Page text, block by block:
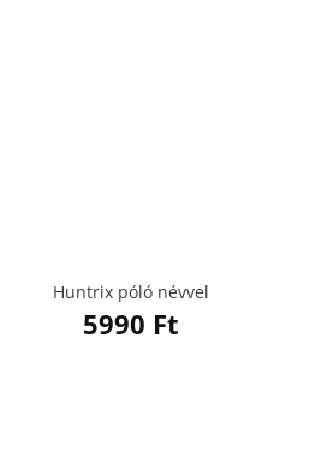
Huntrix póló névvel
5990 Ft